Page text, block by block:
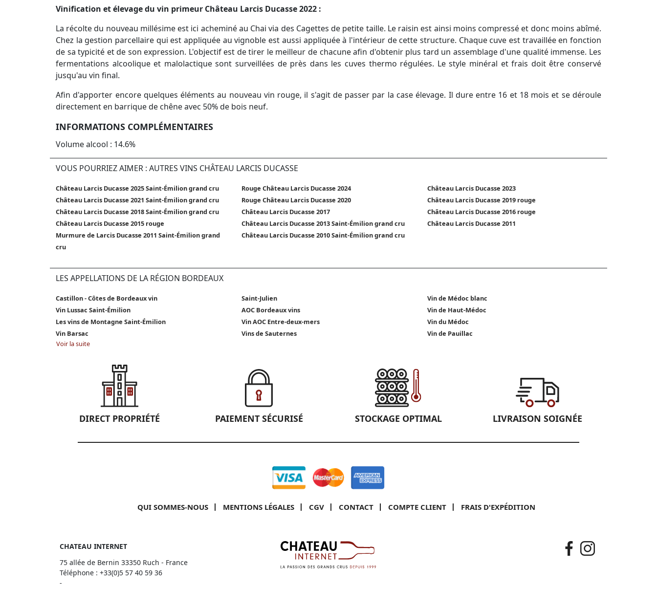
Vinification et élevage du vin primeur Château Larcis Ducasse 2022 :
La récolte du nouveau millésime est ici acheminé au Chai via des Cagettes de petite taille. Le raisin est ainsi moins compressé et donc moins abîmé.
Chez la gestion parcellaire qui est appliquée au vignoble est aussi appliquée à l'intérieur de cette structure. Chaque cuve est travaillée en fonction
de sa typicité et de son expression. L'objectif est de tirer le meilleur de chacune afin d'obtenir plus tard un assemblage d'une qualité immense. Les
fermentations alcoolique et malolactique sont surveillées de près dans les cuves thermo régulées. Le style minéral et frais doit être conservé
jusqu'au vin final.
Afin d'apporter encore quelques éléments au nouveau vin rouge, il s'agit de passer par la case élevage. Il dure entre 16 et 18 mois et se déroule
directement en barrique de chêne avec 50% de bois neuf.
INFORMATIONS COMPLÉMENTAIRES
Volume alcool : 14.6%
VOUS POURRIEZ AIMER : AUTRES VINS CHÂTEAU LARCIS DUCASSE
Château Larcis Ducasse 2025 Saint-Émilion grand cru Rouge Château Larcis Ducasse 2024
Château Larcis Ducasse 2023
Château Larcis Ducasse 2021 Saint-Émilion grand cru
Rouge Château Larcis Ducasse 2020
Château Larcis Ducasse 2019 rouge
Château Larcis Ducasse 2018 Saint-Émilion grand cru
Château Larcis Ducasse 2017
Château Larcis Ducasse 2016 rouge
Château Larcis Ducasse 2015 rouge
Château Larcis Ducasse 2013 Saint-Émilion grand cru
Château Larcis Ducasse 2011
Murmure de Larcis Ducasse 2011 Saint-Émilion grand
cru
Château Larcis Ducasse 2010 Saint-Émilion grand cru
LES APPELLATIONS DE LA RÉGION BORDEAUX
Castillon - Côtes de Bordeaux vin Saint-Julien
Vin de Médoc blanc
Vin Lussac Saint-Émilion
AOC Bordeaux vins
Vin de Haut-Médoc
Les vins de Montagne Saint-Émilion
Vin AOC Entre-deux-mers
Vin du Médoc
Vin Barsac
Vins de Sauternes
Vin de Pauillac
Voir la suite
DIRECT PROPRIÉTÉ PAIEMENT SÉCURISÉ STOCKAGE OPTIMAL LIVRAISON SOIGNÉE
QUI SOMMES-NOUS MENTIONS LÉGALES CGV CONTACT COMPTE CLIENT FRAIS D'EXPÉDITION
CHATEAU INTERNET
75 allée de Bernin 33350 Ruch - France
Téléphone : +33(0)5 57 40 59 36
-